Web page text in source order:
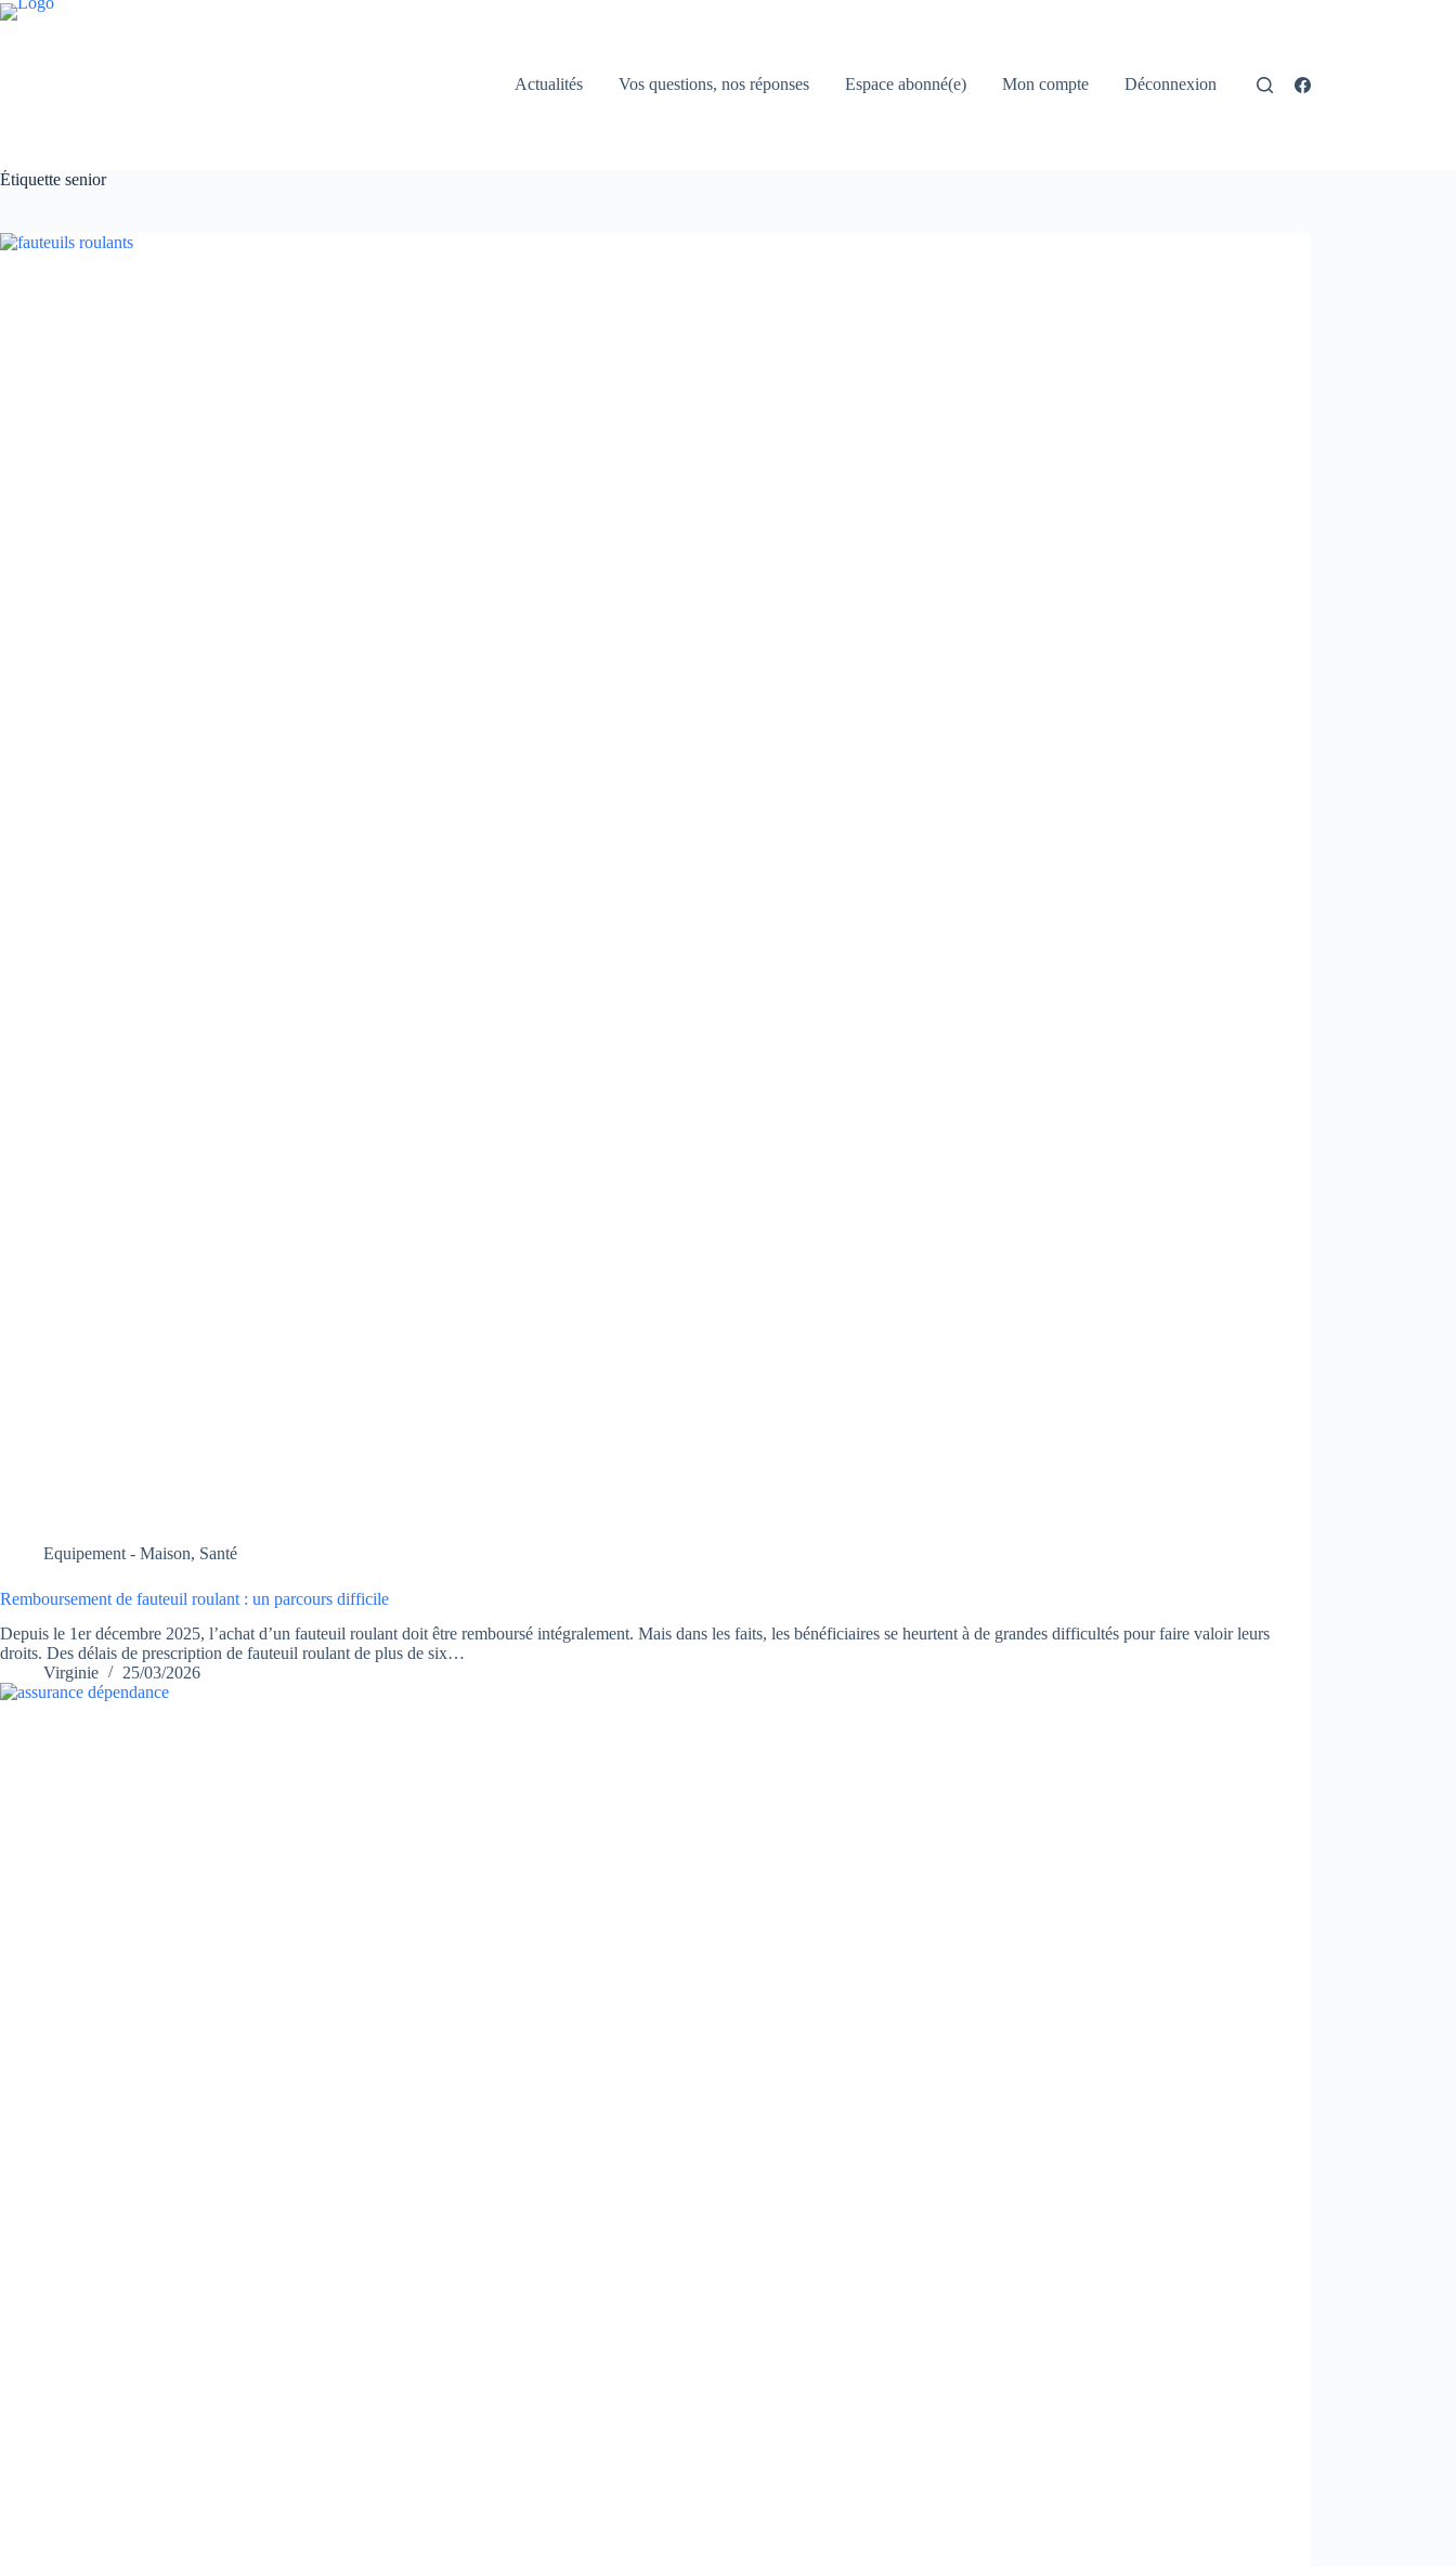
Passer
Actualités Vos questions, nos réponses Espace abonné(e) Mon compte Déconnexion
Étiquette senior
Equipement - Maison, Santé
Remboursement de fauteuil roulant : un parcours difficile
Depuis le 1er décembre 2025, l’achat d’un fauteuil roulant doit être remboursé intégralement. Mais dans les faits, les bénéficiaires se heurtent à de grandes difficultés pour faire valoir leurs
droits. Des délais de prescription de fauteuil roulant de plus de six…
Virginie
25/03/2026